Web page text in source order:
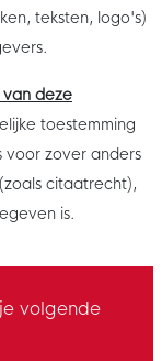
teksten, logo's)
van deze
toestemming
voor zover anders
citaatrecht),
is.
volgende